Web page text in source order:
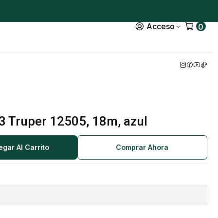
Acceso 0
Truper 12505, 18m, azul
Al Carrito Comprar Ahora